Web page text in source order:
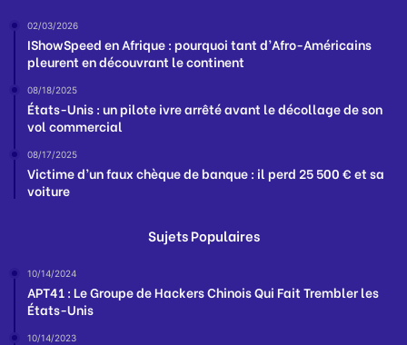
02/03/2026
IShowSpeed en Afrique : pourquoi tant d’Afro-Américains
pleurent en découvrant le continent
08/18/2025
États-Unis : un pilote ivre arrêté avant le décollage de son
vol commercial
08/17/2025
Victime d’un faux chèque de banque : il perd 25 500 € et sa
voiture
Sujets Populaires
10/14/2024
APT41 : Le Groupe de Hackers Chinois Qui Fait Trembler les
États-Unis
10/14/2023